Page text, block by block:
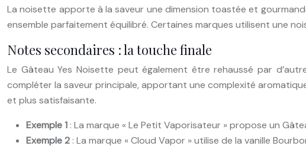
La noisette apporte à la saveur une dimension toastée et
ensemble parfaitement équilibré. Certaines marques utilisent une
Notes secondaires : la touche finale
Le Gâteau Yes Noisette peut également être rehaussé par
compléter la saveur principale, apportant une complexité
et plus satisfaisante.
Exemple 1 : La marque « Le Petit Vaporisateur » propose un
Exemple 2 : La marque « Cloud Vapor » utilise de la vanille